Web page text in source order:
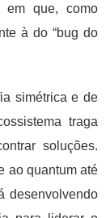
em que, como
à do “bug do
simétrica e de
traga
soluções.
ao quantum até
desenvolvendo